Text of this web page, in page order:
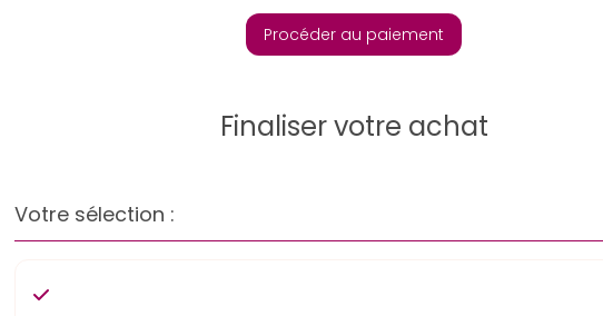
Procéder au paiement
Finaliser votre achat
Votre sélection :